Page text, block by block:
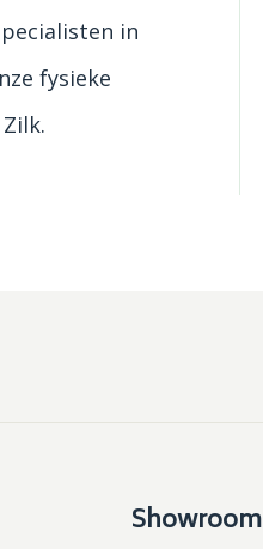
in
fysieke
Showroom